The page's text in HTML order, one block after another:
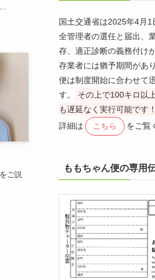
ご説
国土交通省は2025年4月
全管理者の選任と届出、
存、適正診断の義務付け
存業者には猶予期間があ
便は制度開始に合わせて
す。
その上で100キロ以
も遅延なく実行可能です！
詳細は
こちら をご覧
ももちゃん便の専用